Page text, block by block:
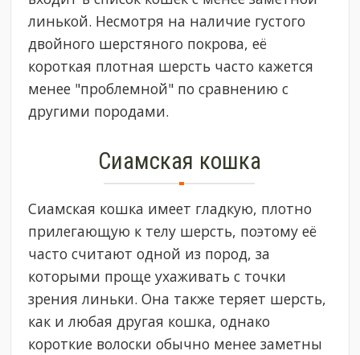
линькой. Несмотря на наличие густого
двойного шерстяного покрова, её
короткая плотная шерсть часто кажется
менее "проблемной" по сравнению с
другими породами.
Сиамская кошка
Сиамская кошка имеет гладкую, плотно
прилегающую к телу шерсть, поэтому её
часто считают одной из пород, за
которыми проще ухаживать с точки
зрения линьки. Она также теряет шерсть,
как и любая другая кошка, однако
короткие волоски обычно менее заметны